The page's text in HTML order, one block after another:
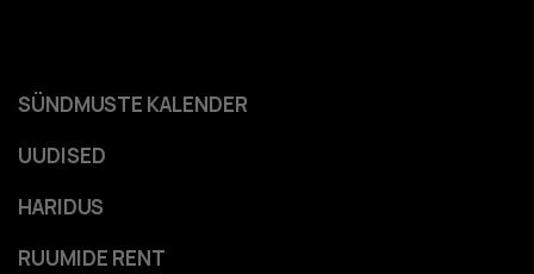
HARIDUS
RUUMIDE RENT
SÜNDMUSTE KALENDER
UUDISED